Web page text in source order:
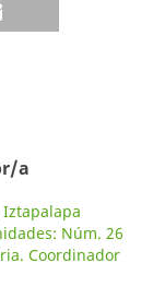
a
Iztapalapa
Núm. 26
Coordinador